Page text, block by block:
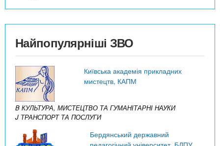
Найпопулярніші ЗВО
Київська академія прикладних
мистецтв, КАПМ
B КУЛЬТУРА, МИСТЕЦТВО ТА ГУМАНІТАРНІ НАУКИ
J ТРАНСПОРТ ТА ПОСЛУГИ
Бердянський державний